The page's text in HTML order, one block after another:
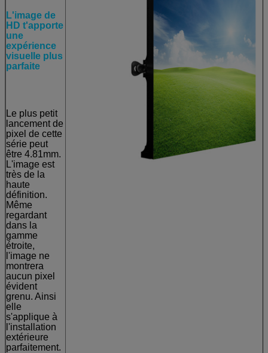
de la fermeté
et de la
planéité au
plus grand
degré. L'écran
entier est de
caractéristique
L'image de
HD t'apporte
une
expérience
visuelle plus
parfaite
Le plus petit
lancement de
pixel de cette
série peut
être 4.81mm.
L'image est
très de la
haute
définition.
Même
regardant
dans la
gamme
étroite,
l'image ne
montrera
aucun pixel
évident
grenu. Ainsi
elle
s'applique à
l'installation
extérieure
parfaitement.